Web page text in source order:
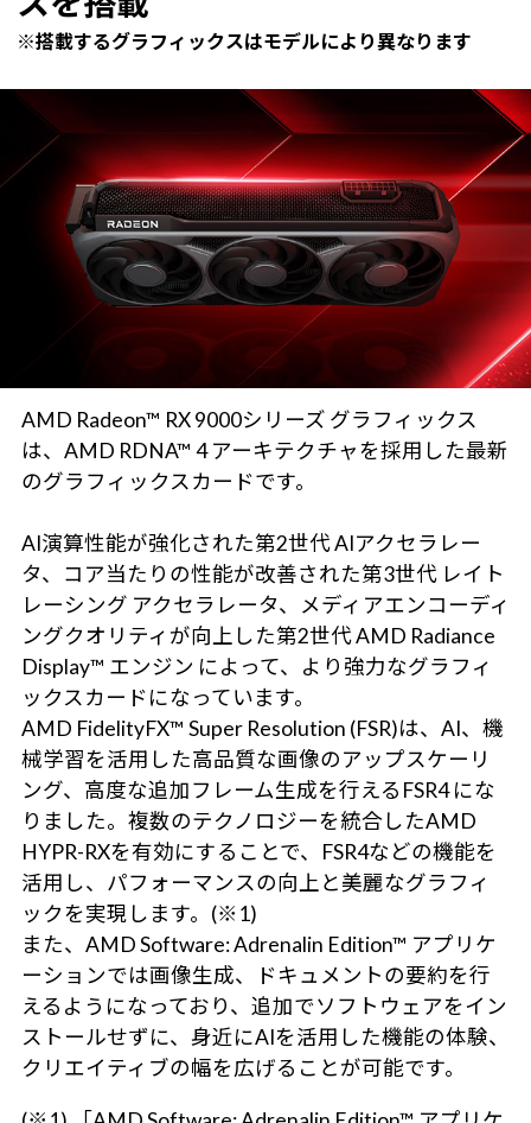
※搭載するグラフィックスはモデルにより異なります
AMD Radeon™ RX 9000シリーズ グラフィックス
は、AMD RDNA™ 4 アーキテクチャを採用した最新
のグラフィックスカードです。
AI演算性能が強化された第2世代 AIアクセラレー
タ、コア当たりの性能が改善された第3世代 レイト
レーシング アクセラレータ、メディアエンコーディ
ングクオリティが向上した第2世代 AMD Radiance
Display™ エンジン によって、より強力なグラフィ
ックスカードになっています。
AMD FidelityFX™ Super Resolution (FSR)は、AI、機
械学習を活用した高品質な画像のアップスケーリ
ング、高度な追加フレーム生成を行えるFSR4 にな
りました。複数のテクノロジーを統合したAMD
HYPR-RXを有効にすることで、FSR4などの機能を
活用し、パフォーマンスの向上と美麗なグラフィ
ックを実現します。(※1)
また、AMD Software: Adrenalin Edition™ アプリケ
ーションでは画像生成、ドキュメントの要約を行
えるようになっており、追加でソフトウェアをイン
ストールせずに、身近にAIを活用した機能の体験、
クリエイティブの幅を広げることが可能です。